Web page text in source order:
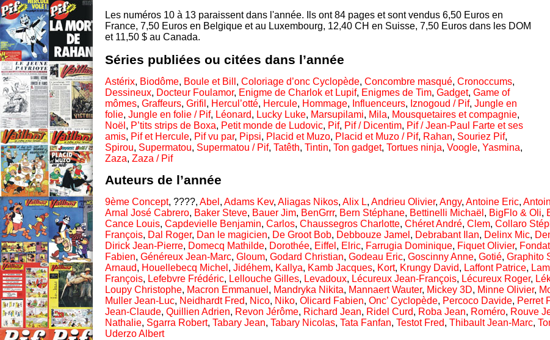
Les numéros 10 à 13 paraissent dans l'année. Ils ont 84 pages et sont vendus 6,50 Euros en
France, 7,50 Euros en Belgique et au Luxembourg, 12,40 CH en Suisse, 7,50 Euros dans les DOM
et 11,50 $ au Canada.
Séries publiées ou citées dans l’année
Astérix, Biodôme, Boule et Bill , Coloriage d’onc Cyclopède, Concombre masqué, Cronoccums,
Dessineux, Docteur Foulamor, Enigme de Charlok et Lupif, Enigmes de Tim, Gadget, Game of
mômes, Graffeurs, Grifil , Hercul’otté, Hercule, Hommage, Influenceurs, Iznogoud / Pif, Jungle en
folie, Jungle en folie / Pif, Léonard, Lucky Luke, Marsupilami, Mila, Mousquetaires et compagnie,
Noël , P’tits strips de Boxa, Petit monde de Ludovic, Pif, Pif / Dicentim, Pif / Jean-Paul Farte et ses
amis, Pif et Hercule, Pif vu par, Pipsi, Placid et Muzo, Placid et Muzo / Pif, Rahan, Souriez Pif,
Spirou, Supermatou, Supermatou / Pif, Tatêth, Tintin, Ton gadget, Tortues ninja, Voogle, Yasmina,
Zaza, Zaza / Pif
Auteurs de l’année
9ème Concept, ????, Abel , Adams Kev, Aliagas Nikos, Alix L, Andrieu Olivier, Angy, Antoine Eric,
Arnal José Cabrero, Baker Steve, Bauer Jim, BenGrrr, Bern Stéphane, Bettinelli Michaël , BigFlo & Oli,
Cance Louis, Capdevielle Benjamin, Carlos, Chaussegros Charlotte, Chéret André, Clem, Collaro
François, Dal Roger, Dan le magicien, De Groot Bob, Debbouze Jamel , Debrabant Ilan, Delinx Mic,
Dirick Jean-Pierre, Domecq Mathilde, Dorothée, Eiffel , Elric, Farrugia Dominique, Fiquet Olivier,
Fabien, Généreux Jean-Marc, Gloum, Godard Christian, Godeau Eric, Goscinny Anne, Gotié, Graphito
Arnaud, Houellebecq Michel , Jidéhem, Kallya, Kamb Jacques, Kort, Krungy David, Laffont Patrice,
François, Lefebvre Frédéric, Lellouche Gilles, Levadoux, Lécureux Jean-François, Lécureux Roger,
Loupy Christophe, Macron Emmanuel , Mandryka Nikita, Mannaert Wauter, Mickey 3D, Minne Olivier,
Muller Jean-Luc, Neidhardt Fred, Nico, Niko, Olicard Fabien, Onc’ Cyclopède, Percoco Davide, Perret
Jean-Claude, Quillien Adrien, Revon Jérôme, Richard Jean, Ridel Curd, Roba Jean, Roméro, Rouve
Nathalie, Sgarra Robert, Tabary Jean, Tabary Nicolas, Tata Fanfan, Testot Fred, Thibault Jean-Marc,
Uderzo Albert